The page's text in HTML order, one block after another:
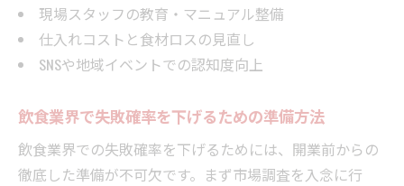
現場スタッフの教育・マニュアル整備
仕入れコストと食材ロスの見直し
SNSや地域イベントでの認知度向上
飲食業界で失敗確率を下げるための準備方法
飲食業界での失敗確率を下げるためには、開業前からの
徹底した準備が不可欠です。まず市場調査を入念に行